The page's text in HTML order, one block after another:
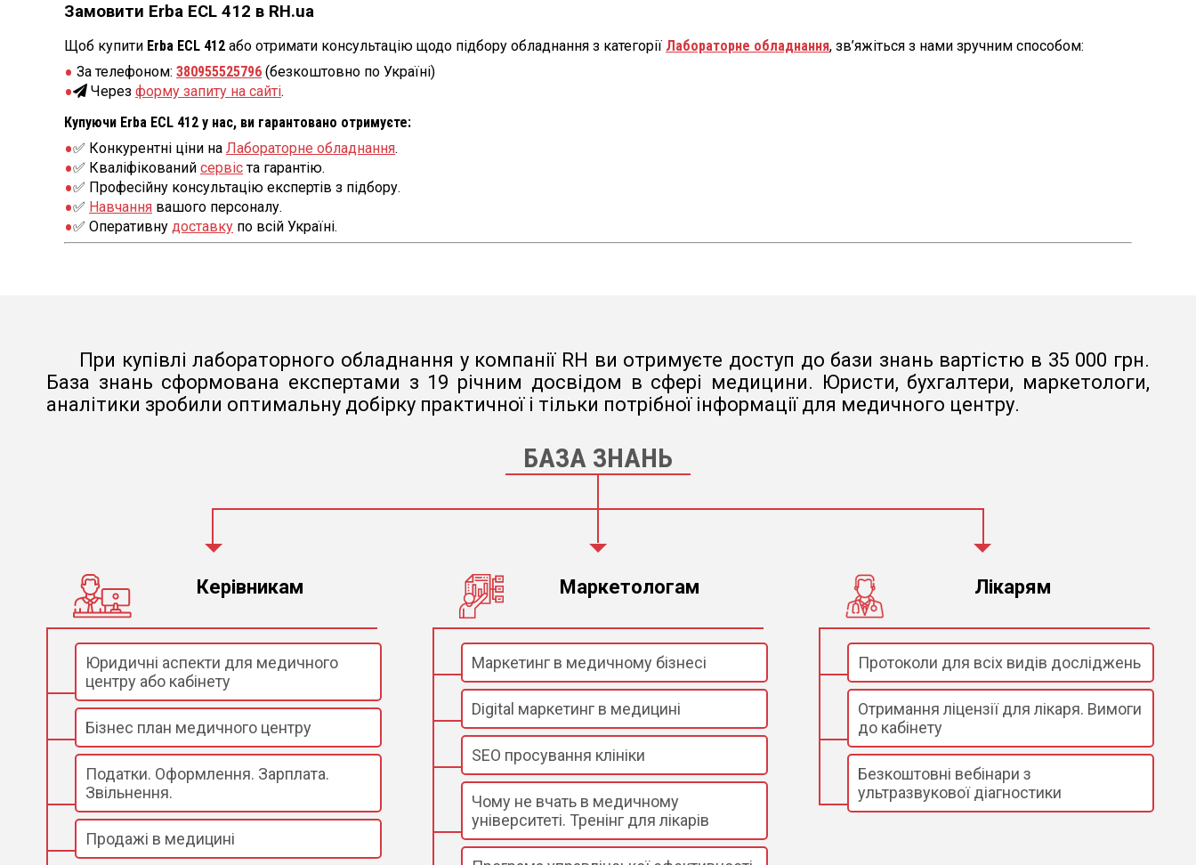
Замовити Erba ECL 412 в RH.ua
Щоб купити Erba ECL 412 або отримати консультацію щодо підбору обладнання з категорії Лабораторне обладнання, зв’яжіться з нами зручним способом:
За телефоном: 380955525796 (безкоштовно по Україні)
Через форму запиту на сайті.
Купуючи Erba ECL 412 у нас, ви гарантовано отримуєте:
✅ Конкурентні ціни на Лабораторне обладнання.
✅ Кваліфікований сервіста гарантію.
✅ Професійну консультацію експертів з підбору.
✅ Навчання вашого персоналу.
✅ Оперативну доставку по всій Україні.
При купівлі лабораторного обладнання у компанії RH ви отримуєте доступ до бази знань вартістю в 35 000 грн.
База знань сформована експертами з 19 річним досвідом в сфері медицини. Юристи, бухгалтери, маркетологи,
аналітики зробили оптимальну добірку практичної і тільки потрібної інформації для медичного центру.
БАЗА ЗНАНЬ
Керівникам
Юридичні аспекти для медичного
центру або кабінету
Бізнес план медичного центру
Податки. Оформлення. Зарплата.
Звільнення.
Продажі в медицині
Маркетологам
Маркетинг в медичному бізнесі
Digital маркетинг в медицині
SEO просування клініки
Чому не вчать в медичному
університеті. Тренінг для лікарів
Лікарям
Протоколи для всіх видів досліджень
Отримання ліцензії для лікаря. Вимоги
до кабінету
Безкоштовні вебінари з
ультразвукової діагностики